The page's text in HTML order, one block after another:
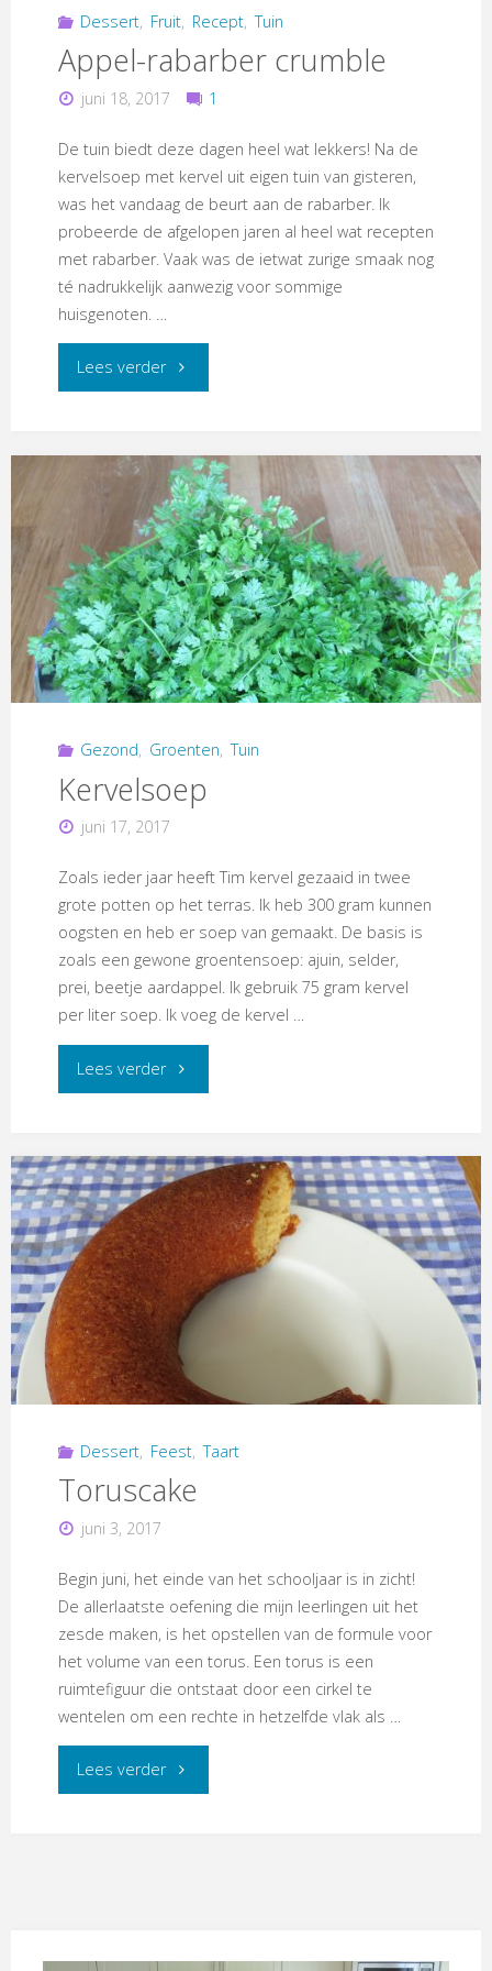
Dessert, Fruit, Recept, Tuin
Appel-rabarber crumble
juni 18, 2017 1
De tuin biedt deze dagen heel wat lekkers! Na de
kervelsoep met kervel uit eigen tuin van gisteren,
was het vandaag de beurt aan de rabarber. Ik
probeerde de afgelopen jaren al heel wat recepten
met rabarber. Vaak was de ietwat zurige smaak nog
té nadrukkelijk aanwezig voor sommige
huisgenoten. …
Lees verder"Appel-
crumble"
Gezond, Groenten, Tuin
Kervelsoep
juni 17, 2017
Zoals ieder jaar heeft Tim kervel gezaaid in twee
grote potten op het terras. Ik heb 300 gram kunnen
oogsten en heb er soep van gemaakt. De basis is
zoals een gewone groentensoep: ajuin, selder,
prei, beetje aardappel. Ik gebruik 75 gram kervel
per liter soep. Ik voeg de kervel …
Lees verder"Kervelsoep"
Dessert, Feest, Taart
Toruscake
juni 3, 2017
Begin juni, het einde van het schooljaar is in zicht!
De allerlaatste oefening die mijn leerlingen uit het
zesde maken, is het opstellen van de formule voor
het volume van een torus. Een torus is een
ruimtefiguur die ontstaat door een cirkel te
wentelen om een rechte in hetzelfde vlak als …
Lees verder"Toruscake"